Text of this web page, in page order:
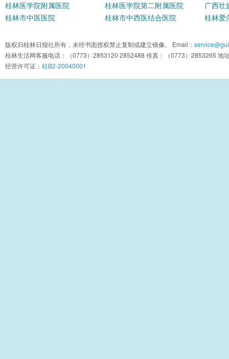
桂林医学院附属医院 桂林医学院第二附属医院
广西壮
院
桂林市中医医院 桂林市中西医结合医院 桂林爱
版权归桂林日报社所有，未经书面授权禁止复制或建立镜像。 Email：
桂林生活网客服电话：（0773）2853120 2852488 传真：（0773）2853265 地
经营许可证： 桂B2-20040001